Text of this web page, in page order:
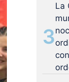
3
La